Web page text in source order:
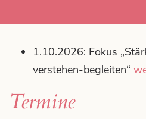
1.10.2026: Fokus
verstehen-begleiten“
Termine